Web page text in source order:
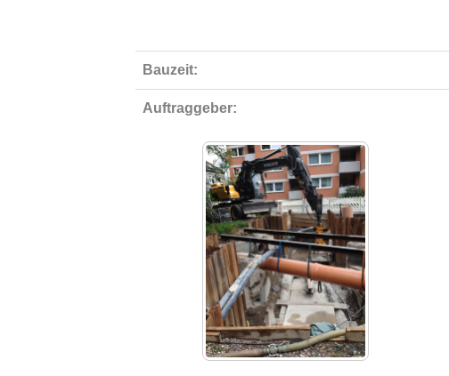
Bauzeit:
Auftraggeber: